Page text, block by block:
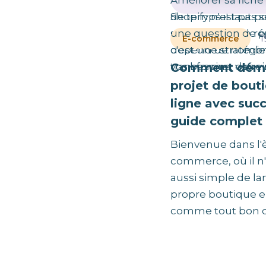
de temps il faut
site Shopify ? La
dépend de
vos besoins, votre
E-commerce
Comment
projet de
ligne avec
guide complet
Bienvenue dans
commerce, où il
aussi simple de
propre boutique
comme tout bon
Shopify n'est pas
une question de
c'est une
transformer des